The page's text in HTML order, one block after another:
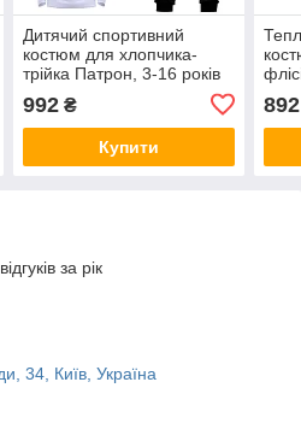
Дитячий спортивний
костюм для хлопчика-
трійка Патрон, 3-16 років
992₴
Купити
892
за рік
34, Київ, Україна